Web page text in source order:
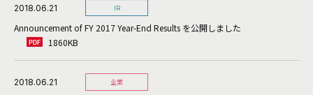
2018.06.21 IR
Announcement of FY 2017 Year-End Results を公開しました
1860KB
2018.06.21 企業